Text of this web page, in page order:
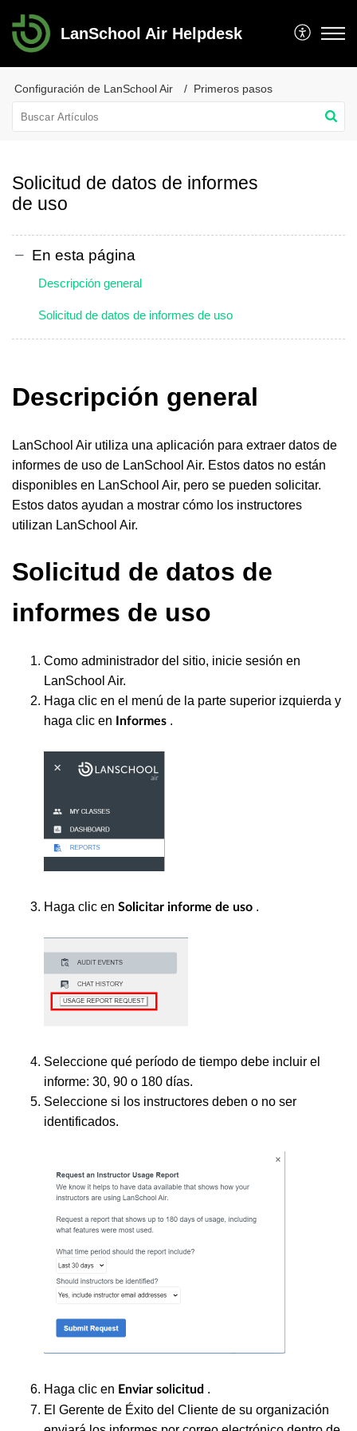
LanSchool Air Helpdesk
Configuración de LanSchool Air Primeros pasos
Solicitud de datos de informes
de uso
En esta página
Descripción general
Solicitud de datos de informes de uso
Descripción general
LanSchool Air utiliza una aplicación para extraer datos de
informes de uso de LanSchool Air. Estos datos no están
disponibles en LanSchool Air, pero se pueden solicitar.
Estos datos ayudan a mostrar cómo los instructores
utilizan LanSchool Air.
Solicitud de datos de
informes de uso
Como administrador del sitio, inicie sesión en
LanSchool Air.
Haga clic en el menú de la parte superior izquierda y
haga clic en Informes .
Haga clic en Solicitar informe de uso .
Seleccione qué período de tiempo debe incluir el
informe: 30, 90 o 180 días.
Seleccione si los instructores deben o no ser
identificados.
Haga clic en Enviar solicitud .
El Gerente de Éxito del Cliente de su organización